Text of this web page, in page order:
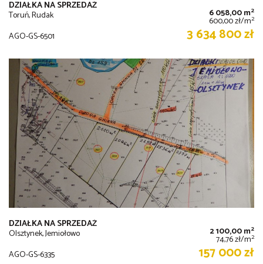
DZIAŁKA NA SPRZEDAŻ
Toruń, Rudak 6 058,00 m2
600,00 zł/m2
AGO-GS-6501 3 634 800 zł
DZIAŁKA NA SPRZEDAŻ
Olsztynek, Jemiołowo 2 100,00 m2
74,76 zł/m2
AGO-GS-6335 157 000 zł